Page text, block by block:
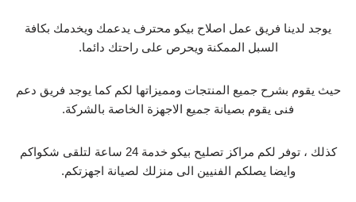
يوجد لدينا فريق عمل اصلاح بيكو محترف يدعمك ويخدمك بكافة
السبل الممكنة ويحرص على راحتك دائما.
حيث يقوم بشرح جميع المنتجات ومميزاتها لكم كما يوجد فريق دعم
فنى يقوم بصيانة جميع الاجهزة الخاصة بالشركة.
كذلك ، توفر لكم مراكز تصليح بيكو خدمة 24 ساعة لتلقى شكواكم
وايضا يصلكم الفنيين الى منزلك لصيانة اجهزتكم.